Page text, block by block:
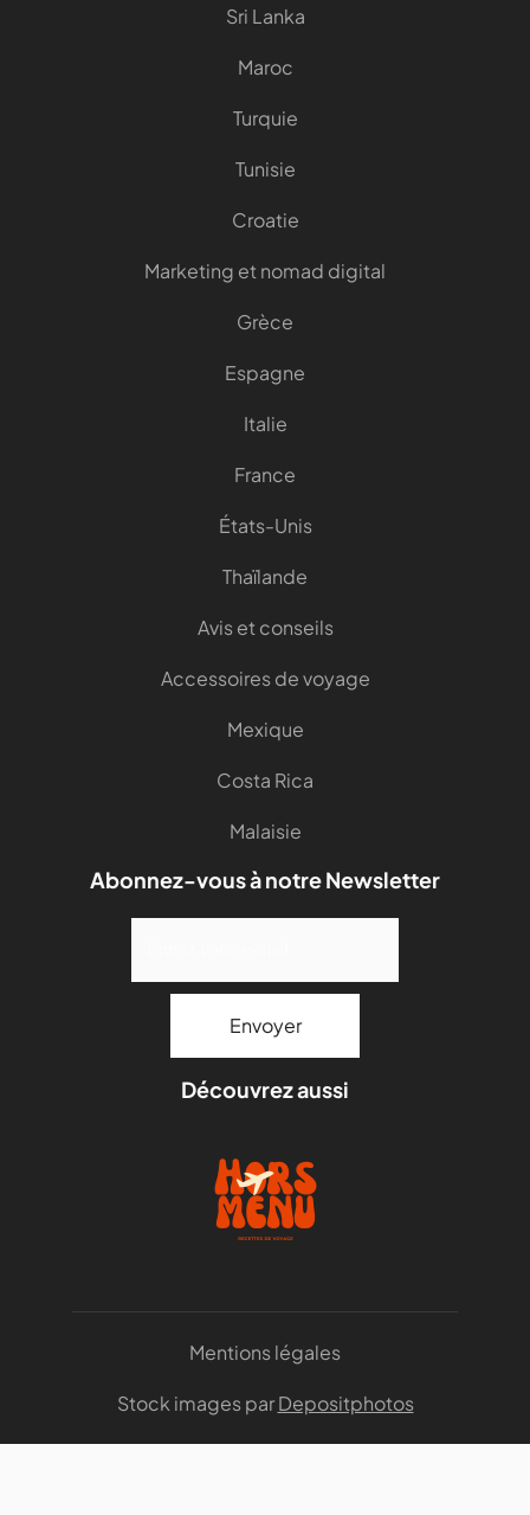
Sri Lanka
Maroc
Turquie
Tunisie
Croatie
Marketing et nomad digital
Grèce
Espagne
Italie
France
États-Unis
Thaïlande
Avis et conseils
Accessoires de voyage
Mexique
Costa Rica
Malaisie
Abonnez-vous à notre Newsletter
Découvrez aussi
Mentions légales
Stock images parDepositphotos